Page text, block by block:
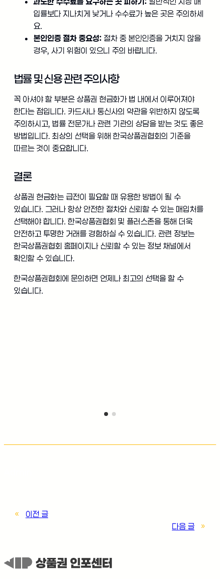
입률보다 지나치게 낮거나 수수료가 높은 곳은 주의하세
요.
본인인증 절차 중요성: 절차 중 본인인증을 거치지 않을
경우, 사기 위험이 있으니 주의 바랍니다.
법률 및 신용 관련 주의사항
꼭 아셔야 할 부분은 상품권 현금화가 법 내에서 이루어져야
한다는 점입니다. 카드사나 통신사의 약관을 위반하지 않도록
주의하시고, 법률 전문가나 관련 기관의 상담을 받는 것도 좋은
방법입니다. 최상의 선택을 위해 한국상품권협회의 기준을
따르는 것이 중요합니다.
결론
상품권 현금화는 급전이 필요할 때 유용한 방법이 될 수
있습니다. 그러나 항상 안전한 절차와 신뢰할 수 있는 매입처를
선택해야 합니다. 한국상품권협회 및 플러스존을 통해 더욱
안전하고 투명한 거래를 경험하실 수 있습니다. 관련 정보는
한국상품권협회 홈페이지나 신뢰할 수 있는 정보 채널에서
확인할 수 있습니다.
한국상품권협회에 문의하면 언제나 최고의 선택을 할 수
있습니다.
«
이전 글
다음 글
»